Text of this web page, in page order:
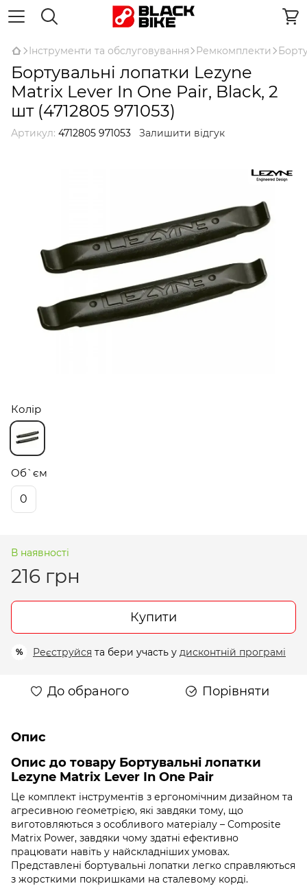
Інструменти та обслуговування Ремкомплекти
Бортувальні лопатки Lezyne
Matrix Lever In One Pair, Black, 2
шт (4712805 971053)
Артикул: 4712805 971053 Залишити відгук
Колір
Об`єм
0
В наявності
216 грн
Купити
% Реєструйся та бери участь у дисконтній програмі
До обраного Порівняти
Опис
Опис до товару Бортувальні лопатки
Lezyne Matrix Lever In One Pair
Це комплект інструментів з ергономічним дизайном та
агресивною геометрією, які завдяки тому, що
виготовляються з особливого матеріалу – Composite
Matrix Power, завдяки чому здатні ефективно
працювати навіть у найскладніших умовах.
Представлені бортувальні лопатки легко справляються
з жорсткими покришками на сталевому корді.